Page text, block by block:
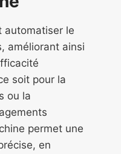
automatiser le
améliorant ainsi
soit pour la
ou la
permet une
en